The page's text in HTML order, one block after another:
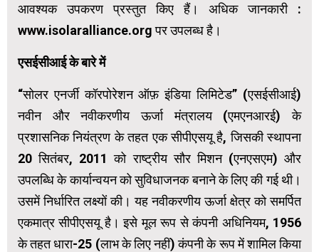
आवश्यक उपकरण प्रस्तुत किए हैं। अधिक जानकारी :
www.isolaralliance.org पर उपलब्ध है।
एसईसीआई के बारे में
“सोलर एनर्जी कॉरपोरेशन ऑफ़ इंडिया लिमिटेड” (एसईसीआई)
नवीन और नवीकरणीय ऊर्जा मंत्रालय (एमएनआरई) के
प्रशासनिक नियंत्रण के तहत एक सीपीएसयू है, जिसकी स्थापना
20 सितंबर, 2011 को राष्ट्रीय सौर मिशन (एनएसएम) और
उपलब्धि के कार्यान्वयन को सुविधाजनक बनाने के लिए की गई थी।
उसमें निर्धारित लक्ष्यों की। यह नवीकरणीय ऊर्जा क्षेत्र को समर्पित
एकमात्र सीपीएसयू है। इसे मूल रूप से कंपनी अधिनियम, 1956
के तहत धारा-25 (लाभ के लिए नहीं) कंपनी के रूप में शामिल किया